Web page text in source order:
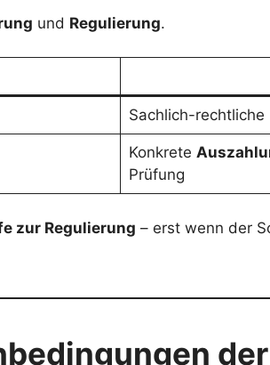
und Regulierung.
Sachlich-
Konkrete
Prüfung
zur Regulierung – erst wenn der